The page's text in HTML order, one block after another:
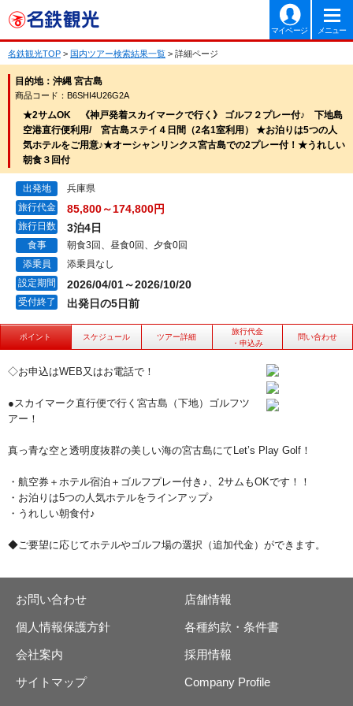
マイページ メニュー
名鉄観光TOP > 国内ツアー検索結果一覧 > 詳細ページ
目的地：沖縄 宮古島
商品コード：B6SHI4U26G2A
★2サムOK 《神戸発着スカイマークで行く》 ゴルフ２プレー付♪ 下地島
空港直行便利用/ 宮古島ステイ４日間（2名1室利用） ★お泊りは5つの人
気ホテルをご用意♪★オーシャンリンクス宮古島での2プレー付！★うれしい
朝食３回付
出発地
兵庫県
旅行代金
85,800～174,800円
旅行日数 3泊4日
食事
朝食3回、昼食0回、夕食0回
添乗員
添乗員なし
設定期間
2026/04/01～2026/10/20
受付終了 出発日の5日前
ポイント スケジュール ツアー詳細
旅行代金
・申込み
問い合わせ
◇お申込はWEB又はお電話で！
●スカイマーク直行便で行く宮古島（下地）ゴルフツ
アー！
真っ青な空と透明度抜群の美しい海の宮古島にてLet’s Play Golf！
・航空券＋ホテル宿泊＋ゴルフプレー付き♪、2サムもOKです！！
・お泊りは5つの人気ホテルをラインアップ♪
・うれしい朝食付♪
◆ご要望に応じてホテルやゴルフ場の選択（追加代金）ができます。
お問い合わせ 店舗情報
個人情報保護方針 各種約款・条件書
会社案内 採用情報
サイトマップ Company Profile